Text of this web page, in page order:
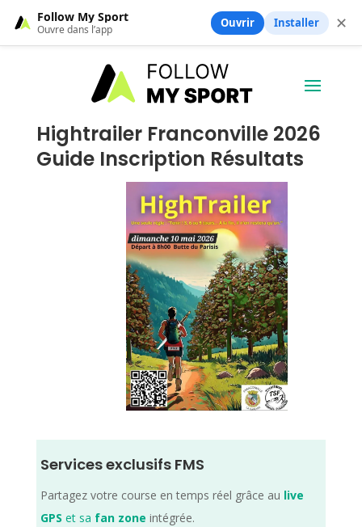
Hightrailer Franconville 2026
Guide Inscription Résultats
Services exclusifs FMS
Partagez votre course en temps réel grâce au live
GPS et sa fan zone intégrée.
Follow My Sport
Ouvre dans l’app Ouvrir Installer ✕